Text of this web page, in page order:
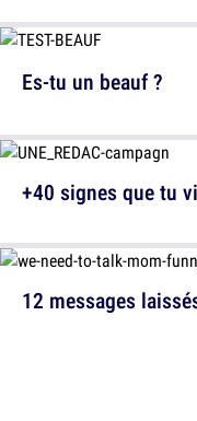
12 messages
Es-tu un beauf ?
+40 signes que tu